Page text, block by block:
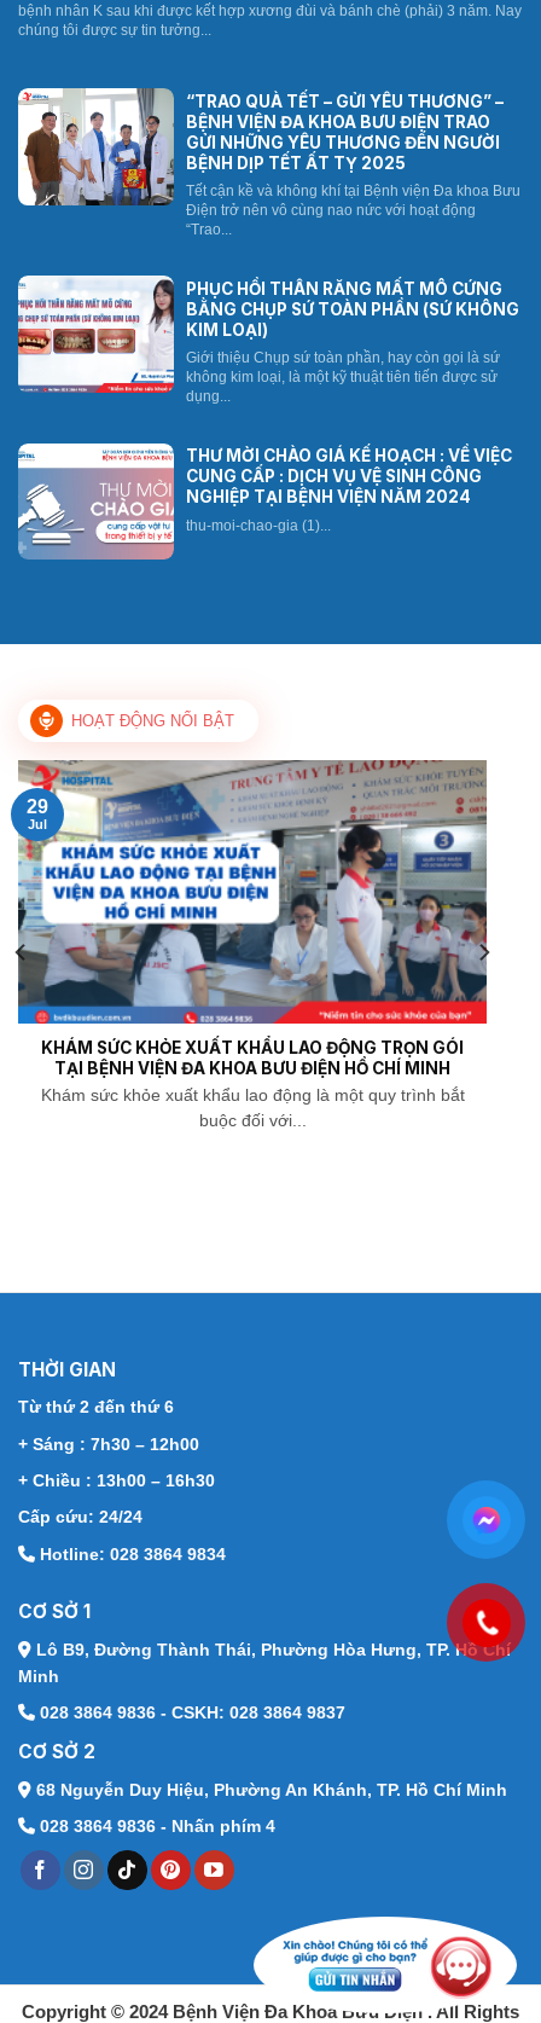
bệnh nhân K sau khi được kết hợp xương đùi và bánh chè (phải) 3 năm. Nay
chúng tôi được sự tin tưởng...
“TRAO QUÀ TẾT – GỬI YÊU THƯƠNG” –
BỆNH VIỆN ĐA KHOA BƯU ĐIỆN TRAO
GỬI NHỮNG YÊU THƯƠNG ĐẾN NGƯỜI
BỆNH DỊP TẾT ẤT TỴ 2025
Tết cận kề và không khí tại Bệnh viện Đa khoa Bưu
Điện trở nên vô cùng nao nức với hoạt động
“Trao...
PHỤC HỒI THÂN RĂNG MẤT MÔ CỨNG
BẰNG CHỤP SỨ TOÀN PHẦN (SỨ KHÔNG
KIM LOẠI)
Giới thiệu Chụp sứ toàn phần, hay còn gọi là sứ
không kim loại, là một kỹ thuật tiên tiến được sử
dụng...
THƯ MỜI CHÀO GIÁ KẾ HOẠCH : VỀ VIỆC
CUNG CẤP : DỊCH VỤ VỆ SINH CÔNG
NGHIỆP TẠI BỆNH VIỆN NĂM 2024
thu-moi-chao-gia (1)...
HOẠT ĐỘNG NỔI BẬT
KHÁM SỨC KHỎE XUẤT KHẨU LAO ĐỘNG TRỌN GÓI
TẠI BỆNH VIỆN ĐA KHOA BƯU ĐIỆN HỒ CHÍ MINH
Khám sức khỏe xuất khẩu lao động là một quy trình bắt
buộc đối với...
29
Jul
THỜI GIAN
Từ thứ 2 đến thứ 6
+ Sáng : 7h30 – 12h00
+ Chiều : 13h00 – 16h30
Cấp cứu: 24/24
Hotline: 028 3864 9834
CƠ SỞ 1
Lô B9, Đường Thành Thái, Phường Hòa Hưng, TP. Hồ Chí
Minh
028 3864 9836 - CSKH: 028 3864 9837
CƠ SỞ 2
68 Nguyễn Duy Hiệu, Phường An Khánh, TP. Hồ Chí Minh
028 3864 9836 - Nhấn phím 4
Copyright © 2024 Bệnh Viện Đa Khoa Bưu Điện . All Rights